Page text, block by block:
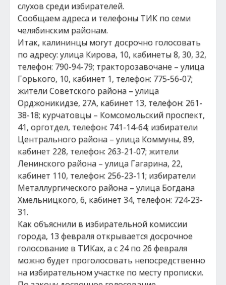
слухов среди избирателей.
Сообщаем адреса и телефоны ТИК по семи
челябинским районам.
Итак, калининцы могут досрочно голосовать
по адресу: улица Кирова, 10, кабинеты 8, 30, 32,
телефон: 790-94-79; тракторозавочане – улица
Горького, 10, кабинет 1, телефон: 775-56-07;
жители Советского района – улица
Орджоникидзе, 27А, кабинет 13, телефон: 261-
38-18; курчатовцы – Комсомольский проспект,
41, орготдел, телефон: 741-14-64; избиратели
Центрального района – улица Коммуны, 89,
кабинет 228, телефон: 263-21-07; жители
Ленинского района – улица Гагарина, 22,
кабинет 110, телефон: 256-23-11; избиратели
Металлургического района – улица Богдана
Хмельницкого, 6, кабинет 34, телефон: 724-23-
31.
Как объяснили в избирательной комиссии
города, 13 февраля открывается досрочное
голосование в ТИКах, а с 24 по 26 февраля
можно будет проголосовать непосредственно
на избирательном участке по месту прописки.